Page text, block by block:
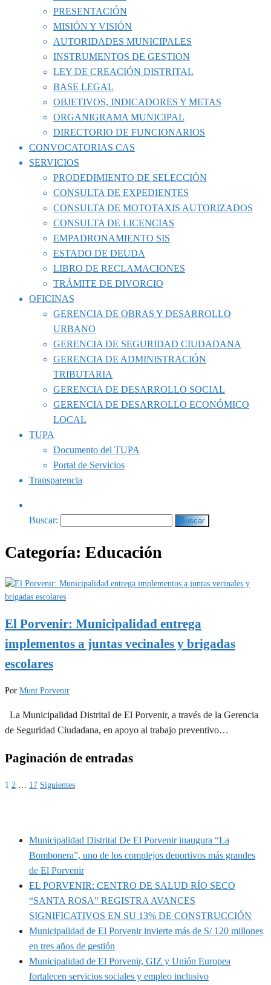
PRESENTACIÓN
MISIÓN Y VISIÓN
AUTORIDADES MUNICIPALES
INSTRUMENTOS DE GESTION
LEY DE CREACIÓN DISTRITAL
BASE LEGAL
OBJETIVOS, INDICADORES Y METAS
ORGANIGRAMA MUNICIPAL
DIRECTORIO DE FUNCIONARIOS
CONVOCATORIAS CAS
SERVICIOS
PRODEDIMIENTO DE SELECCIÓN
CONSULTA DE EXPEDIENTES
CONSULTA DE MOTOTAXIS AUTORIZADOS
CONSULTA DE LICENCIAS
EMPADRONAMIENTO SIS
ESTADO DE DEUDA
LIBRO DE RECLAMACIONES
TRÁMITE DE DIVORCIO
OFICINAS
GERENCIA DE OBRAS Y DESARROLLO
URBANO
GERENCIA DE SEGURIDAD CIUDADANA
GERENCIA DE ADMINISTRACIÓN
TRIBUTARIA
GERENCIA DE DESARROLLO SOCIAL
GERENCIA DE DESARROLLO ECONÓMICO
LOCAL
TUPA
Documento del TUPA
Portal de Servicios
Transparencia
Buscar:
Categoría: Educación
El Porvenir: Municipalidad entrega
implementos a juntas vecinales y brigadas
escolares
Por Muni Porvenir
La Municipalidad Distrital de El Porvenir, a través de la Gerencia
de Seguridad Ciudadana, en apoyo al trabajo preventivo…
Paginación de entradas
1 2 … 17 Siguientes
Municipalidad Distrital De El Porvenir inaugura “La
Bombonera”, uno de los complejos deportivos más grandes
de El Porvenir
EL PORVENIR: CENTRO DE SALUD RÍO SECO
“SANTA ROSA” REGISTRA AVANCES
SIGNIFICATIVOS EN SU 13% DE CONSTRUCCIÓN
Municipalidad de El Porvenir invierte más de S/ 120 millones
en tres años de gestión
Municipalidad de El Porvenir, GIZ y Unión Europea
fortalecen servicios sociales y empleo inclusivo